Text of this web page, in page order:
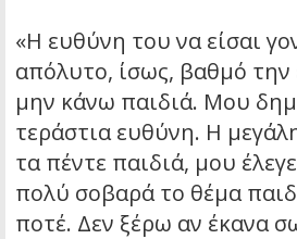
«Η ευθύνη του να είσαι
απόλυτο, ίσως, βαθμό την
μην κάνω παιδιά. Μου
τεράστια ευθύνη. Η
τα πέντε παιδιά, μου
πολύ σοβαρά το θέμα
ποτέ. Δεν ξέρω αν έκανα